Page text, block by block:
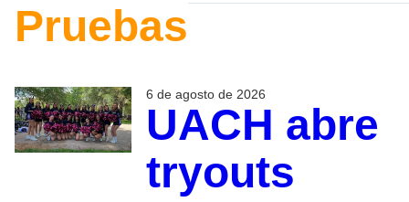
Pruebas
6 de agosto de 2026
UACH abre
tryouts